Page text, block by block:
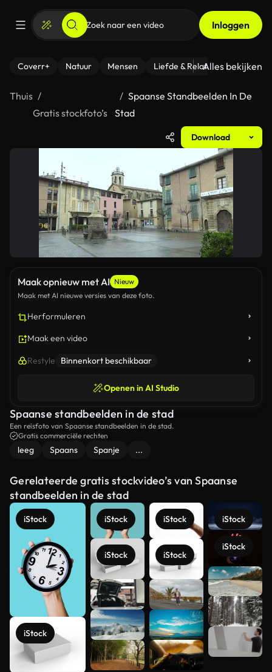
Inloggen
Coverr+ Natuur Mensen Liefde & Relaties - Fitness
Alles bekijken
Thuis
Gratis stockfoto’s
Spaanse Standbeelden In De
Stad
Download
Maak opnieuw met AI Nieuw
Maak met AI nieuwe versies van deze foto.
Herformuleren
Maak een video
Restyle Binnenkort beschikbaar
Openen in AI Studio
Spaanse standbeelden in de stad
Een reisfoto van Spaanse standbeelden in de stad.
Gratis commerciële rechten
leeg Spaans Spanje ...
Gerelateerde gratis stockvideo’s van Spaanse
standbeelden in de stad
iStock
iStock
iStock
iStock
iStock
iStock
iStock
iStock
Meer
bekijken